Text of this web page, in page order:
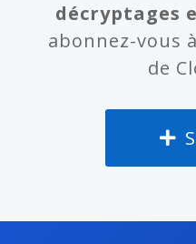
décryptages
abonnez-vous
de